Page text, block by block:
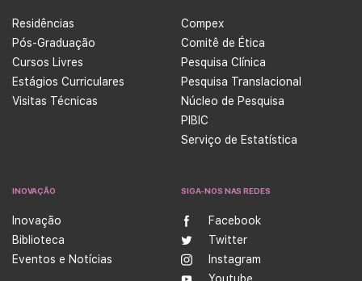
Residências
Pós-Graduação
Cursos Livres
Estágios Curriculares
Visitas Técnicas
Compex
Comitê de Ética
Pesquisa Clínica
Pesquisa Translacional
Núcleo de Pesquisa
PIBIC
Serviço de Estatística
INOVAÇÃO
Inovação
Biblioteca
Eventos e Notícias
SIGA-NOS NAS REDES
Facebook
Twitter
Instagram